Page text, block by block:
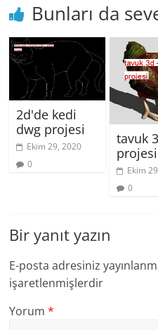
Bunları da
2d'de kedi
dwg projesi
Ekim 29, 2020
0
tavuk
projesi
Ekim
0
Bir yanıt yazın
E-posta adresiniz
işaretlenmişlerdir
Yorum*